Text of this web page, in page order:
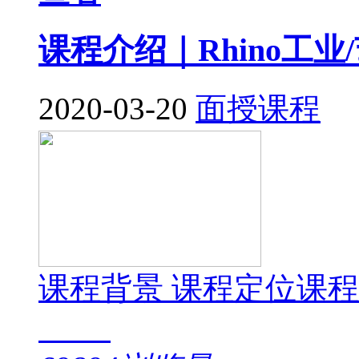
课程介绍｜Rhino工
2020-03-20 面授课程
课程背景 课程定位课